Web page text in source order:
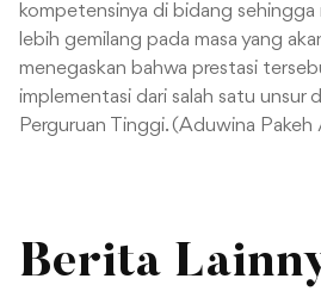
kompetensinya di bidang
lebih gemilang pada masa yang
menegaskan bahwa prestasi
implementasi dari salah satu unsur
Perguruan Tinggi. (Aduwina
Berita